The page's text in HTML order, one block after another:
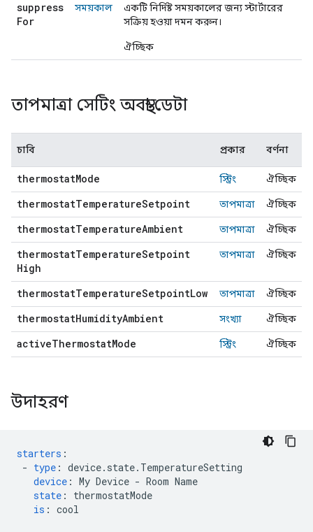
suppress
For
সময়কাল
একটি নির্দিষ্ট সময়কালের জন্য স্টার্টারের
সক্রিয় হওয়া দমন করুন।
ঐচ্ছিক
তাপমাত্রা সেটিং অবস্থা ডেটা
চাবি প্রকার বর্ণনা
thermostatMode স্ট্রিং ঐচ্ছিক
thermostatTemperatureSetpoint তাপমাত্রা ঐচ্ছিক
thermostatTemperatureAmbient তাপমাত্রা ঐচ্ছিক
thermostatTemperatureSetpoint
High
তাপমাত্রা ঐচ্ছিক
thermostatTemperatureSetpointLow তাপমাত্রা ঐচ্ছিক
thermostatHumidityAmbient সংখ্যা ঐচ্ছিক
activeThermostatMode স্ট্রিং ঐচ্ছিক
উদাহরণ
starters :
- type : device.state.TemperatureSetting
device : My Device - Room Name
state :
thermostatMode
is : cool